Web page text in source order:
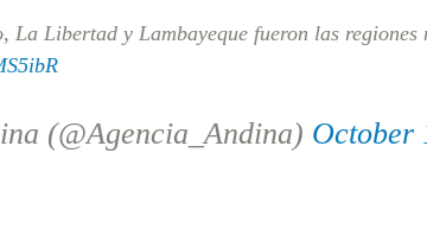
La Libertad y Lambayeque fueron las regiones
(@Agencia_Andina) October